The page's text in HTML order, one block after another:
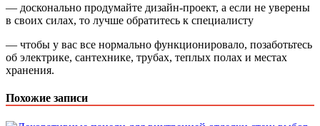
— досконально продумайте дизайн-проект, а если не уверены
в своих силах, то лучше обратитесь к специалисту
— чтобы у вас все нормально функционировало, позаботьтесь
об электрике, сантехнике, трубах, теплых полах и местах
хранения.
Похожие записи